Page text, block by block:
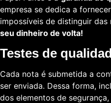
empresa se dedica a
impossíveis de distinguir das
seu dinheiro de volta!
Testes de
Cada nota é submetida a
ser enviada. Dessa forma,
dos elementos de